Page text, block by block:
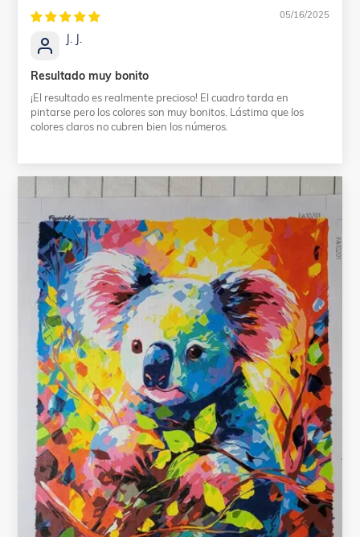
05/16/2025
J. J.
Resultado muy bonito
¡El resultado es realmente precioso! El cuadro tarda en
pintarse pero los colores son muy bonitos. Lástima que los
colores claros no cubren bien los números.